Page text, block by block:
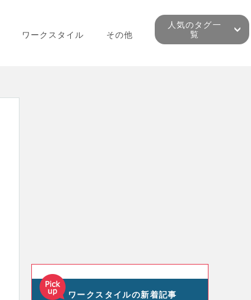
ワークスタイル その他
人気のタグ一
覧
ワークスタイルの新着記事